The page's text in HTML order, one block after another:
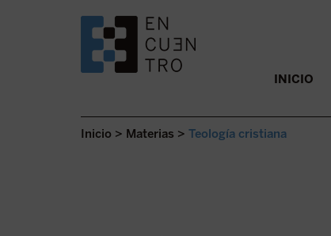
SALTAR AL CONTENIDO. INICIO
Inicio > Materias > Teología cristiana